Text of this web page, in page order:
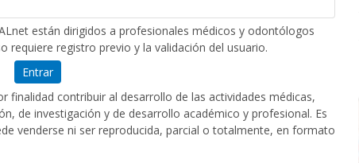
están dirigidos a profesionales médicos y odontólogos
requiere registro previo y la validación del usuario.
Entrar
finalidad contribuir al desarrollo de las actividades médicas,
de investigación y de desarrollo académico y profesional. Es
venderse ni ser reproducida, parcial o totalmente, en formato